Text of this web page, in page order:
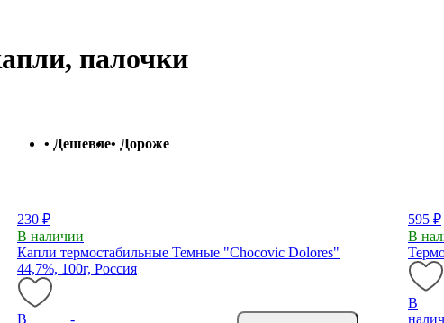
палочки
• Дешевле• Дороже
230 ₽
В наличии
Капли термостабильные Темные "Chocovic Dolores"
44,7%, 100г, Россия
В
-
595 ₽
В
В